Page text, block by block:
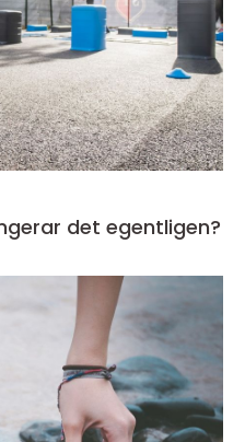
det egentligen?